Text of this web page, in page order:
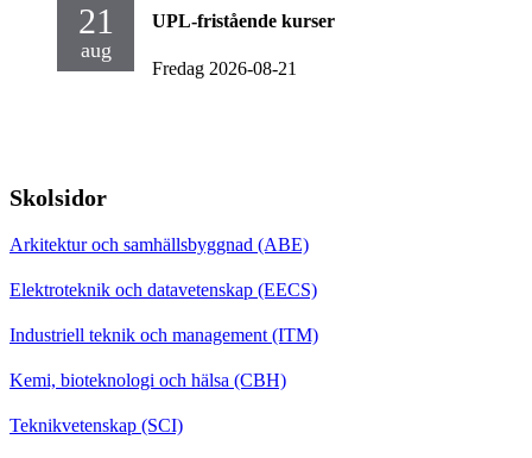
21
aug
UPL-fristående kurser
Fredag 2026-08-21
Skolsidor
Arkitektur och samhällsbyggnad (ABE)
Elektroteknik och datavetenskap (EECS)
Industriell teknik och management (ITM)
Kemi, bioteknologi och hälsa (CBH)
Teknikvetenskap (SCI)